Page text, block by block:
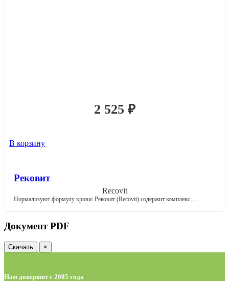
2 525 ₽
В корзину
Рековит
Recovit
Нормализуют формулу крови: Рековит (Recovit) содержит комплекс…
Документ PDF
Скачать ×
Нам доверяют с 2005 года